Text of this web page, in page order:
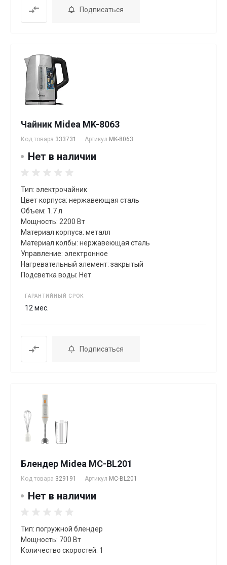
Подписаться
Чайник Midea MK-8063
Код товара 333731 Артикул MK-8063
Нет в наличии
Тип: электрочайник
Цвет корпуса: нержавеющая сталь
Объем: 1.7 л
Мощность: 2200 Вт
Материал корпуса: металл
Материал колбы: нержавеющая сталь
Управление: электронное
Нагревательный элемент: закрытый
Подсветка воды: Нет
ГАРАНТИЙНЫЙ СРОК
12 мес.
Подписаться
Блендер Midea MC-BL201
Код товара 329191 Артикул MC-BL201
Нет в наличии
Тип: погружной блендер
Мощность: 700 Вт
Количество скоростей: 1